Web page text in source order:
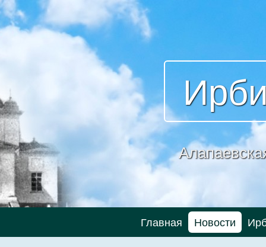
Главная Новости